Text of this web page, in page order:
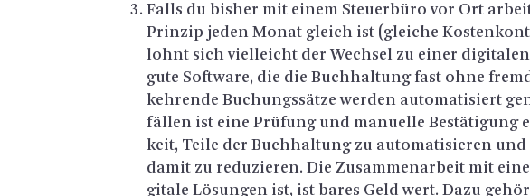
Falls du bis­her mit einem Steu­er­bü­ro vor Ort
Prin­zip jeden Monat gleich ist (glei­che
lohnt sich viel­leicht der Wech­sel zu einer
gute Soft­ware, die die Buch­hal­tung fast ohne
keh­ren­de Bu­chungs­sät­ze wer­den au­to­ma­ti­siert
fäl­len ist eine Prü­fung und ma­nu­el­le
keit, Teile der Buch­hal­tung zu au­to­ma­ti­sie­ren
damit zu re­du­zie­ren. Die Zu­sam­men­ar­beit mit
gi­ta­le Lö­sun­gen ist, ist bares Geld wert. Dazu